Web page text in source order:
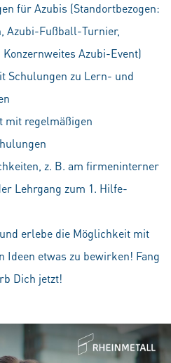
für Azubis (Standortbezogen:
Azubi-Fußball-Turnier,
Azubi-Event)
Schulungen zu Lern- und
regelmäßigen
z. B. am firmeninterner
Lehrgang zum 1. Hilfe-
erlebe die Möglichkeit mit
Ideen etwas zu bewirken! Fang
Dich jetzt!